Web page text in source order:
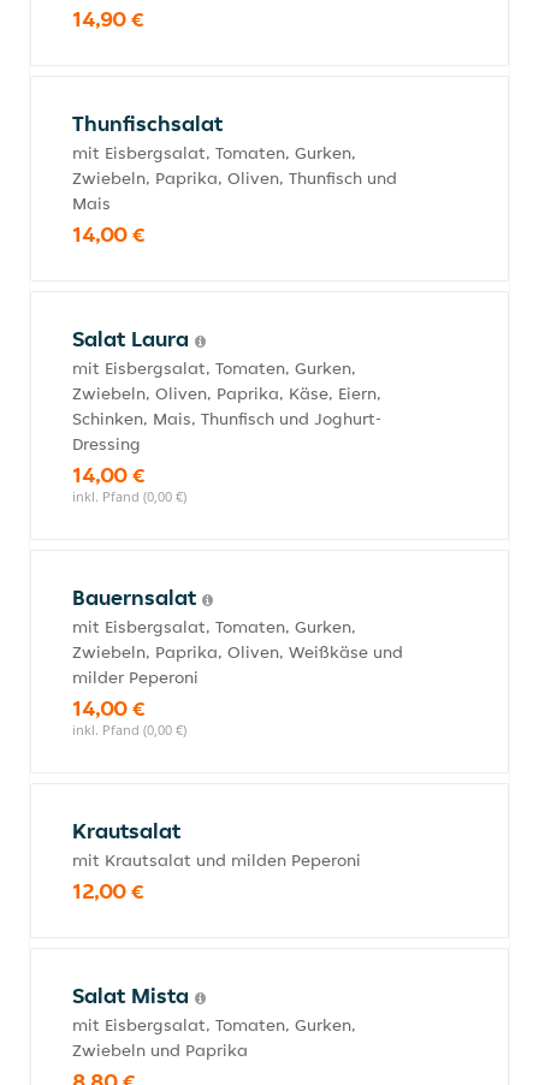
14,90 €
Thunfischsalat
mit Eisbergsalat, Tomaten, Gurken,
Zwiebeln, Paprika, Oliven, Thunfisch und
Mais
14,00 €
Salat Laura
mit Eisbergsalat, Tomaten, Gurken,
Zwiebeln, Oliven, Paprika, Käse, Eiern,
Schinken, Mais, Thunfisch und Joghurt-
Dressing
14,00 €
inkl. Pfand (0,00 €)
Bauernsalat
mit Eisbergsalat, Tomaten, Gurken,
Zwiebeln, Paprika, Oliven, Weißkäse und
milder Peperoni
14,00 €
inkl. Pfand (0,00 €)
Krautsalat
mit Krautsalat und milden Peperoni
12,00 €
Salat Mista
mit Eisbergsalat, Tomaten, Gurken,
Zwiebeln und Paprika